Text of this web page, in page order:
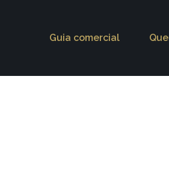
Guia comercial